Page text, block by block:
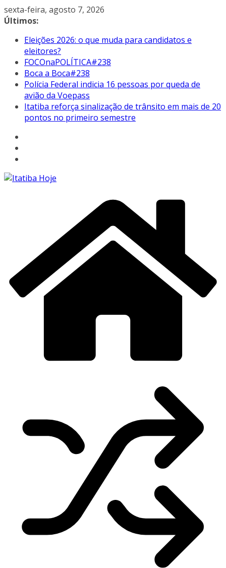
Pular
para
conteúdo
sexta-feira, agosto 7, 2026
Últimos:
Eleições 2026: o que muda para candidatos e
eleitores?
FOCOnaPOLÍTICA#238
Boca a Boca#238
Polícia Federal indicia 16 pessoas por queda de
avião da Voepass
Itatiba reforça sinalização de trânsito em mais de 20
pontos no primeiro semestre